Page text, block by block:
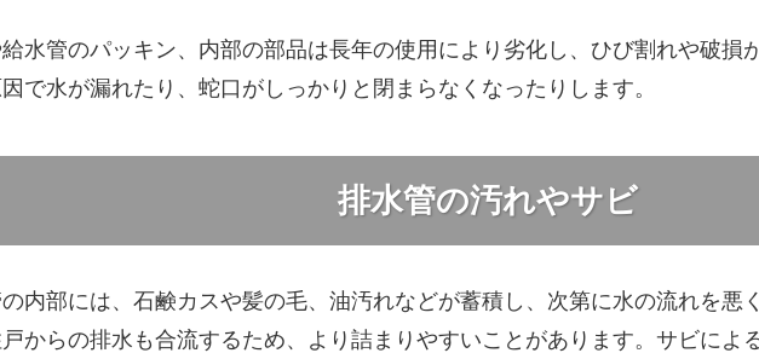
水管のパッキン、内部の部品は長年の使用により劣化し、ひび割れや破損
で水が漏れたり、蛇口がしっかりと閉まらなくなったりします。
排水管の汚れやサビ
内部には、石鹸カスや髪の毛、油汚れなどが蓄積し、次第に水の流れを悪
からの排水も合流するため、より詰まりやすいことがあります。サビによ